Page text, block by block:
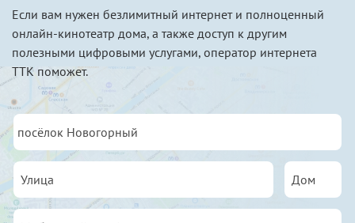
Если вам нужен безлимитный интернет и полноценный
онлайн-кинотеатр дома, а также доступ к другим
полезными цифровыми услугами, оператор интернета
ТТК поможет.